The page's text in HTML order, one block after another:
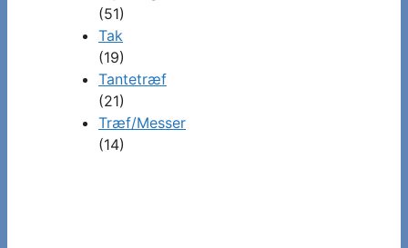
(51)
Tak
(19)
Tantetræf
(21)
Træf/Messer
(14)